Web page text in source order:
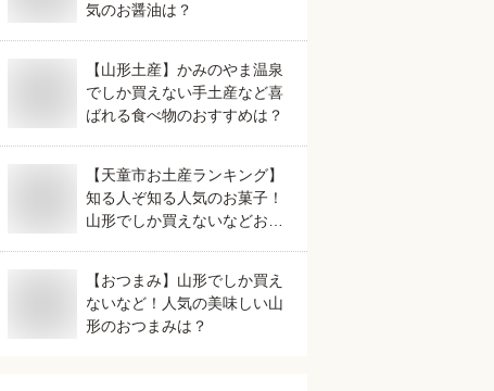
気のお醤油は？
【山形土産】かみのやま温泉
でしか買えない手土産など喜
ばれる食べ物のおすすめは？
【天童市お土産ランキング】
知る人ぞ知る人気のお菓子！
山形でしか買えないなどおす
【おつまみ】山形でしか買え
ないなど！人気の美味しい山
形のおつまみは？